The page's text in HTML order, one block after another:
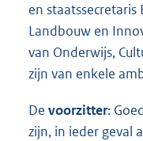
en staatssecretaris
Landbouw en
van Onderwijs,
zijn van enkele
De voorzitter:
zijn, in ieder geval